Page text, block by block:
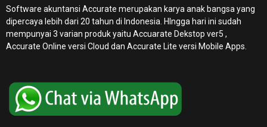
Software akuntansi Accurate merupakan karya anak bangsa yang
dipercaya lebih dari 20 tahun di Indonesia. HIngga hari ini sudah
mempunyai 3 varian produk yaitu Accuarate Dekstop ver5 ,
Accurate Online versi Cloud dan Accurate Lite versi Mobile Apps.